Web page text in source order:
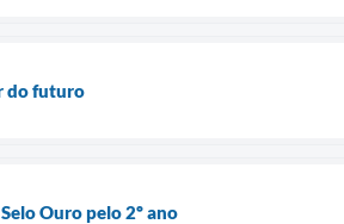
do futuro
Ouro pelo 2º ano